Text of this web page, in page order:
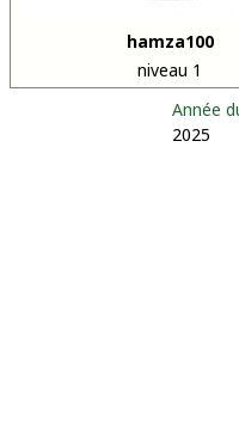
hamza100
niveau 1
Année
2025